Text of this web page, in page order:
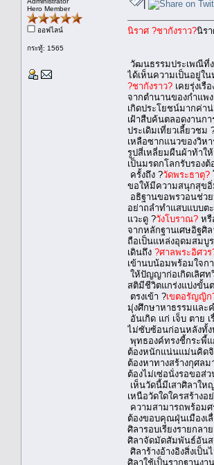
Hero Member
ออฟไลน์
กระทู้: 1565
|
นิราศ ?ชากังราว?นิร
วัฒนธรรมประเพณีที่
ได้เห็นความเป็นอยู่ใ
?ชากังราว? เคยรุ่งเรื
จากตำนานของกำแพ
เกิดประโยชน์มากค่า
เฝ้าสืบค้นตลอดงานกา
ประเดิมเที่ยวเลี้ยวชม
เหลือซากแนวของวิห
รูปสี่เหลี่ยมผืนผ้าท้าใ
เป็นมรดกโลกรับรองต้
ครั้งถึง ?วัดพระธาตุ?
ขอให้มีความสนุกสุข
อธิฐานขอพรวอนช่ว
อย่าถลำทำแสบแบบต
แวะดู ?วังโบราณ? หรื
จากหลักฐานเศษอิฐศิล
ถือเป็นแหล่งอุดมสมบู
เดินถึง ?ศาลพระอิศวร
เข้านบน้อมพร้อมใจก
ให้ปัญญาก่อเกิดเลิศท
สติมีชีวิตแกร่งแบ่งขั้น
ตรงเข้า ?เขตอรัญญิก
มุ่งศึกษาหาธรรมและ
อันเกิด แก่ เจ็บ ตาย
ไม่ซับซ้อนก่อนหลังทั้ง
พุทธองค์ทรงชี้กระพี้
ต้องหนักแน่นแม่นคิดจิ
ต้องหาทางสร้างกุศลม
ต้องไม่เซ่อนั่งรอขอส่
เห็นวัดนี้มีเสาศิลาให
เหนือวัดใดใครสร้างอ
ความสามารถพร้อม
ต้องขอบคุณฝุ่นเมืองเ
ศิลารอบเรียงรายกลา
ศิลาจัดมัดสัมพันธ์อันส
ศิลาร้างอ้างอิงสิ่งเป็น
ศิลาใช้เป็นรากฐานง